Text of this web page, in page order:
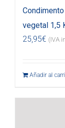
vegetal 1,5
25,95€ (IVA
Añadir al